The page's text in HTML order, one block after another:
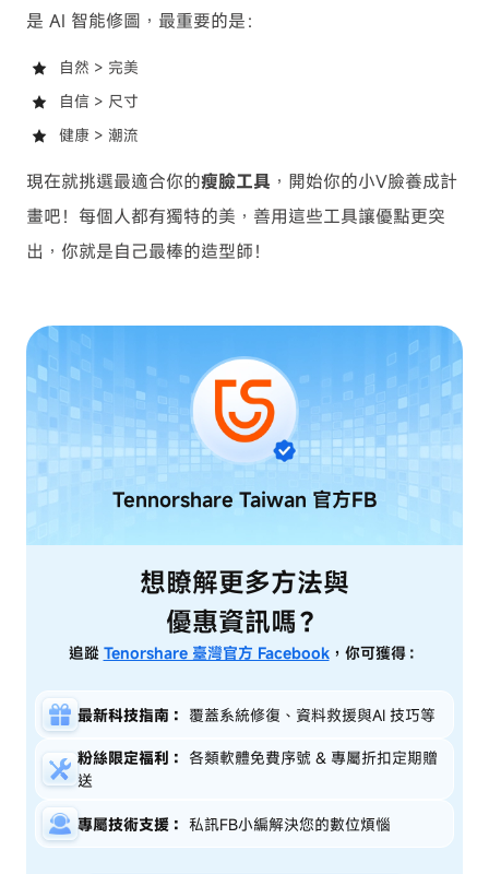
是 AI 智能修圖，最重要的是：
自然 > 完美
自信 > 尺寸
健康 > 潮流
現在就挑選最適合你的瘦臉工具 ，開始你的小V臉養成計
畫吧！每個人都有獨特的美，善用這些工具讓優點更突
出，你就是自己最棒的造型師！
Tennorshare Taiwan 官方FB
想瞭解更多方法與
優惠資訊嗎？
追蹤 Tenorshare 臺灣官方 Facebook，你可獲得：
最新科技指南： 覆蓋系統修復、資料救援與AI 技巧等
粉絲限定福利： 各類軟體免費序號 & 專屬折扣定期贈
送
專屬技術支援： 私訊FB小編解決您的數位煩惱